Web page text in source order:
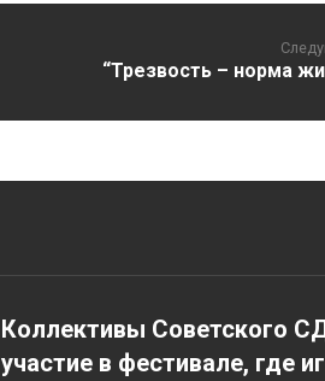
“Трезвость – норма
Коллективы Советского
участие в фестивале, где